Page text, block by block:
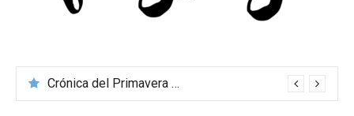
Crónica del Primavera Sound Porto 2026